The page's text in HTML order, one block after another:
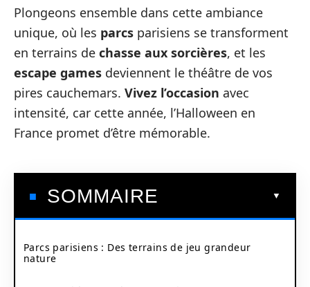
Plongeons ensemble dans cette ambiance
unique, où les parcs parisiens se transforment
en terrains de chasse aux sorcières, et les
escape games deviennent le théâtre de vos
pires cauchemars. Vivez l’occasion avec
intensité, car cette année, l’Halloween en
France promet d’être mémorable.
SOMMAIRE
Parcs parisiens : Des terrains de jeu grandeur
nature